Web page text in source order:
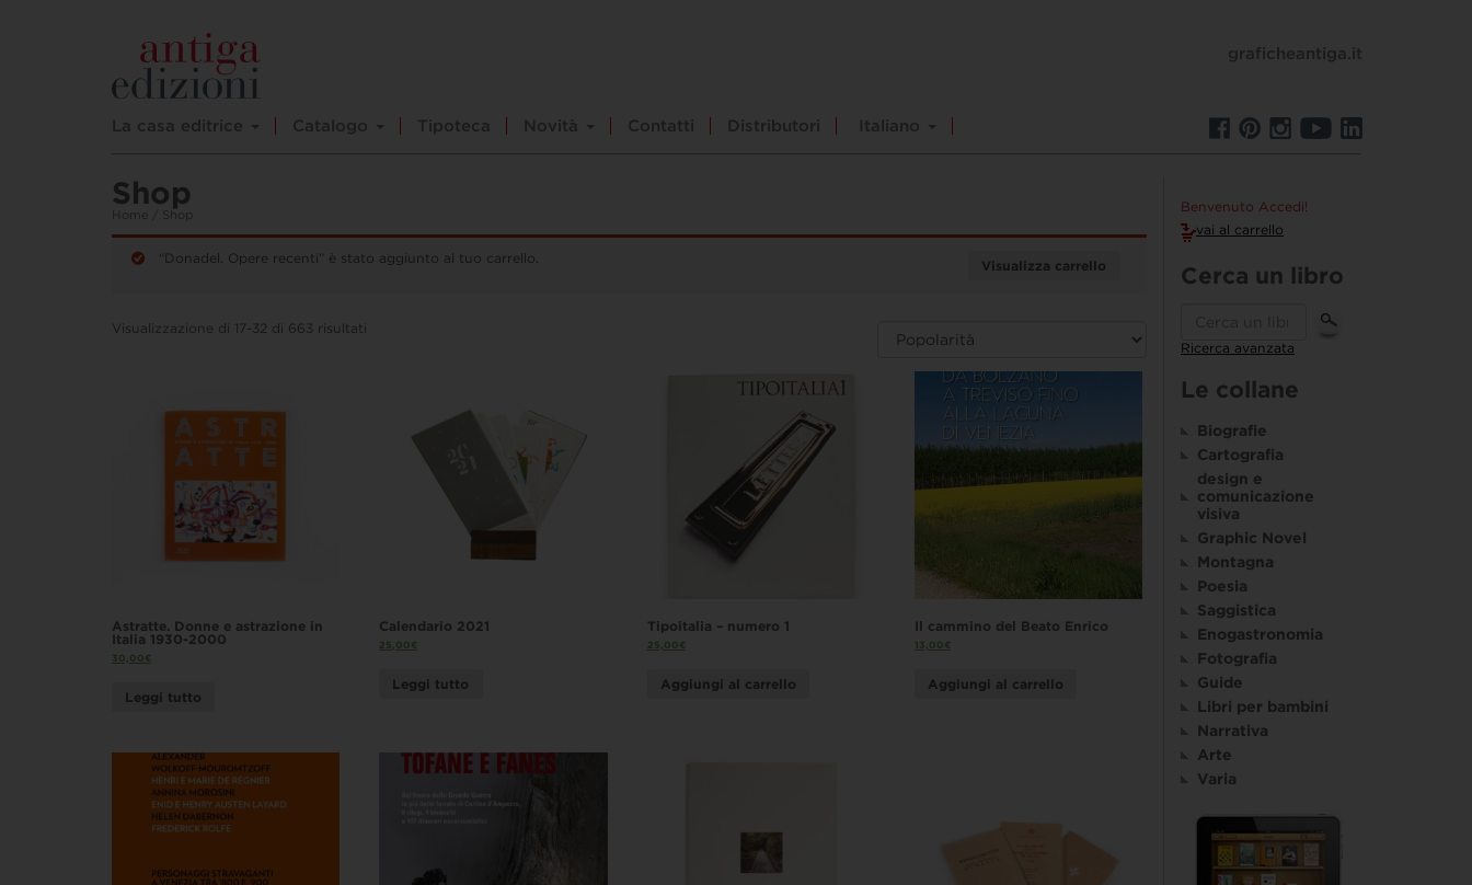
La casa editrice Catalogo Tipoteca Novità Contatti Distributori Italiano
graficheantiga.it
Shop
Home / Shop
Visualizza carrello
“Donadel. Opere recenti” è stato aggiunto al tuo carrello.
Visualizzazione di 17-32 di 663 risultati
Astratte. Donne e astrazione in
Italia 1930-2000
30,00€
Leggi tutto
Calendario 2021
25,00€
Leggi tutto
Tipoitalia – numero 1
25,00€
Aggiungi al carrello
Il cammino del Beato Enrico
13,00€
Aggiungi al carrello
Benvenuto Accedi!
vai al carrello
Cerca un libro
Ricerca avanzata
Le collane
Biografie
Cartografia
design e
comunicazione
visiva
Graphic Novel
Montagna
Poesia
Saggistica
Enogastronomia
Fotografia
Guide
Libri per bambini
Narrativa
Arte
Varia